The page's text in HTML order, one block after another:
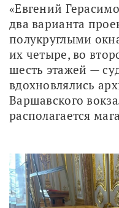
«Евгений
два варианта
полукруглыми
их четыре, во
шесть этажей —
вдохновлялись
Варшавского
располагается